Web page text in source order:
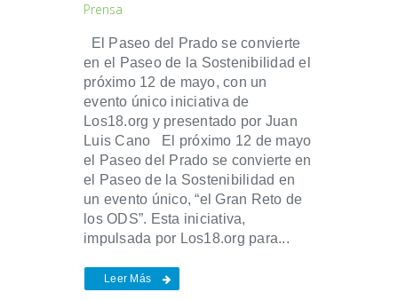
Prensa
El Paseo del Prado se convierte
en el Paseo de la Sostenibilidad el
próximo 12 de mayo, con un
evento único iniciativa de
Los18.org y presentado por Juan
Luis Cano El próximo 12 de mayo
el Paseo del Prado se convierte en
el Paseo de la Sostenibilidad en
un evento único, “el Gran Reto de
los ODS”. Esta iniciativa,
impulsada por Los18.org para...
Leer Más